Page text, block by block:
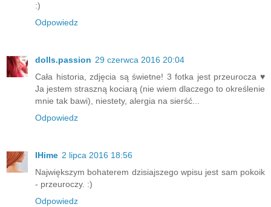
:)
Odpowiedz
dolls.passion 29 czerwca 2016 20:04
Cała historia, zdjęcia są świetne! 3 fotka jest przeurocza ♥
Ja jestem straszną kociarą (nie wiem dlaczego to określenie
mnie tak bawi), niestety, alergia na sierść...
Odpowiedz
IHime 2 lipca 2016 18:56
Największym bohaterem dzisiajszego wpisu jest sam pokoik
- przeuroczy. :)
Odpowiedz